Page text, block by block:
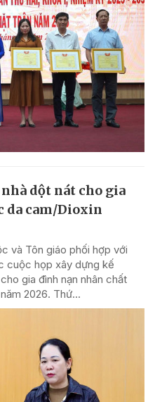
dột nát cho gia
da cam/Dioxin
và Tôn giáo phối hợp với
cuộc họp xây dựng kế
gia đình nạn nhân chất
2026. Thứ...